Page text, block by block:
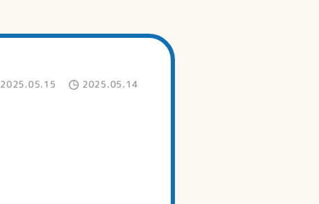
2025.05.15 2025.05.14